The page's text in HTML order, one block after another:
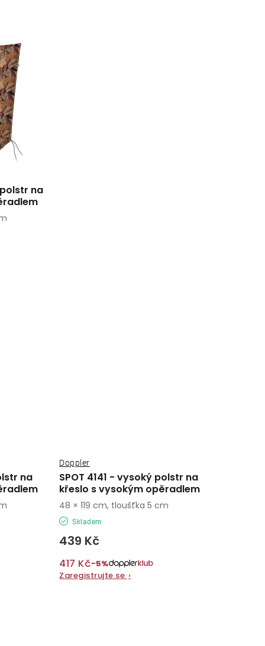
na
na
SPOT 4141 - vysoký polstr na
křeslo s vysokým opěradlem
Doppler
Skladem
439 Kč
417 Kč−5%
Zaregistrujte se ›
48 × 119 cm, tloušťka 5 cm